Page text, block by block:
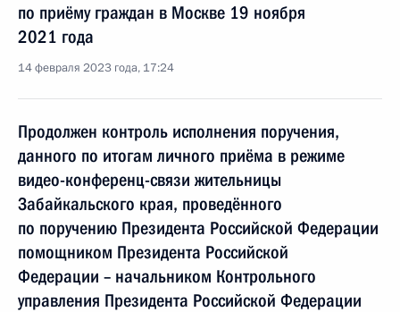
по приёму граждан в Москве 19 ноября
2021 года
14 февраля 2023 года, 17:24
Продолжен контроль исполнения поручения,
данного по итогам личного приёма в режиме
видео-конференц-связи жительницы
Забайкальского края, проведённого
по поручению Президента Российской Федерации
помощником Президента Российской
Федерации – начальником Контрольного
управления Президента Российской Федерации